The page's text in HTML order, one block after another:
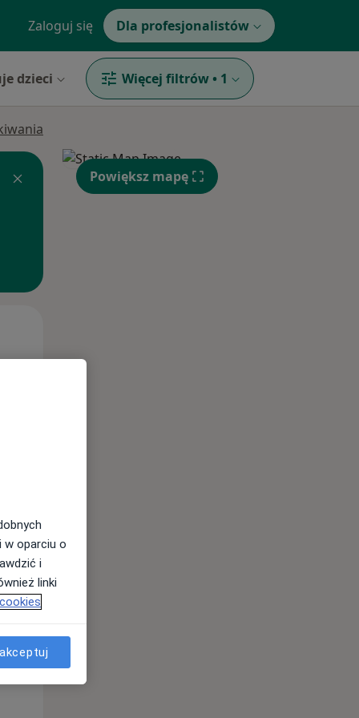
Zaloguj się Dla profesjonalistów
dzieci Więcej filtrów • 1
Wt,
11 Sie
Powiększ mapę
w oparciu o
i
linki